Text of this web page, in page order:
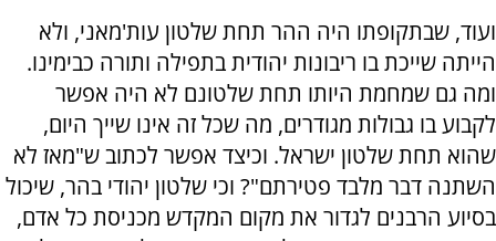
ועוד, שבתקופתו היה ההר תחת שלטון עות'מאני, ולא
הייתה שייכת בו ריבונות יהודית בתפילה ותורה כבימינו.
ומה גם שמחמת היותו תחת שלטונם לא היה אפשר
לקבוע בו גבולות מגודרים, מה שכל זה אינו שייך היום,
שהוא תחת שלטון ישראל. וכיצד אפשר לכתוב ש"מאז לא
השתנה דבר מלבד פטירתם"? וכי שלטון יהודי בהר, שיכול
בסיוע הרבנים לגדור את מקום המקדש מכניסת כל אדם,